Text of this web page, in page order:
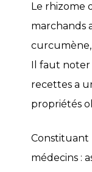
Le rhizome
marchands
curcumène,
Il faut noter
recettes a
propriétés
Constituant
médecins :